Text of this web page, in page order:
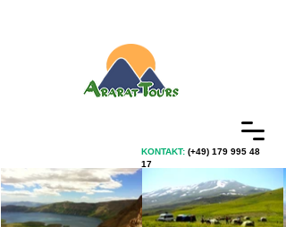
KONTAKT: (+49) 179 995 48
17